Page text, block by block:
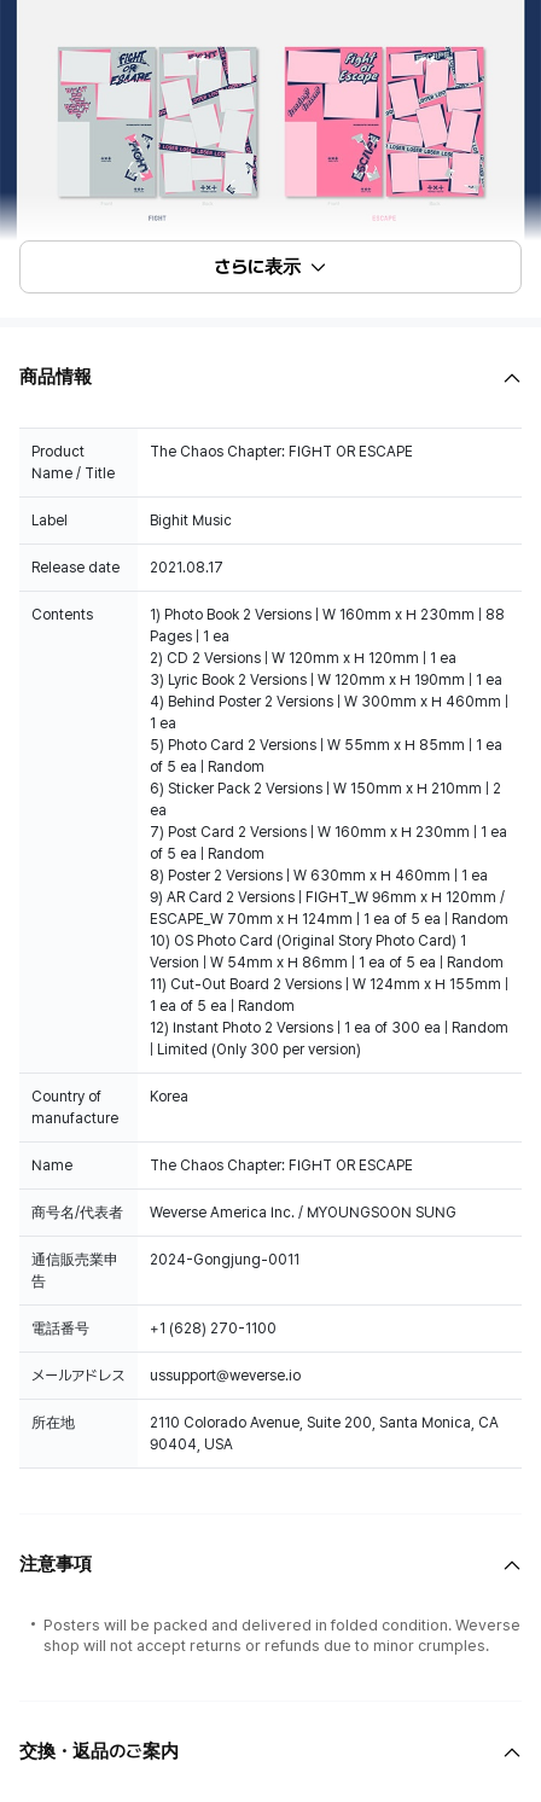
さらに表示
商品情報
Product
Name / Title
The Chaos Chapter: FIGHT OR ESCAPE
Label Bighit Music
Release date 2021.08.17
Contents
1) Photo Book 2 Versions | W 160mm x H 230mm | 88
Pages | 1 ea
2) CD 2 Versions | W 120mm x H 120mm | 1 ea
3) Lyric Book 2 Versions | W 120mm x H 190mm | 1 ea
4) Behind Poster 2 Versions | W 300mm x H 460mm |
1 ea
5) Photo Card 2 Versions | W 55mm x H 85mm | 1 ea
of 5 ea | Random
6) Sticker Pack 2 Versions | W 150mm x H 210mm | 2
ea
7) Post Card 2 Versions | W 160mm x H 230mm | 1 ea
of 5 ea | Random
8) Poster 2 Versions | W 630mm x H 460mm | 1 ea
9) AR Card 2 Versions | FIGHT_W 96mm x H 120mm /
ESCAPE_W 70mm x H 124mm | 1 ea of 5 ea | Random
10) OS Photo Card (Original Story Photo Card) 1
Version | W 54mm x H 86mm | 1 ea of 5 ea | Random
11) Cut-Out Board 2 Versions | W 124mm x H 155mm |
1 ea of 5 ea | Random
12) Instant Photo 2 Versions | 1 ea of 300 ea | Random
| Limited (Only 300 per version)
Country of
manufacture
Korea
Name The Chaos Chapter: FIGHT OR ESCAPE
商号名/代表者 Weverse America Inc. / MYOUNGSOON SUNG
通信販売業申
告
2024-Gongjung-0011
電話番号 +1 (628) 270-1100
メールアドレス ussupport@weverse.io
所在地
2110 Colorado Avenue, Suite 200, Santa Monica, CA
90404, USA
注意事項
Posters will be packed and delivered in folded condition. Weverse
shop will not accept returns or refunds due to minor crumples.
交換・返品のご案内